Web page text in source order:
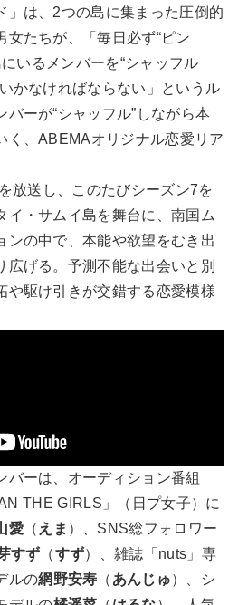
」は、2つの島に集まった圧倒的
女たちが、「毎日必ず“ピン
にいるメンバーを“シャッフル
かなければならない」というル
ーが“シャッフル”しながら本
く、ABEMAオリジナル恋愛リア
放送し、このたびシーズン7を
イ・サムイ島を舞台に、南国ム
ンの中で、本能や欲望をむき出
広げる。予測不能な出会いと別
や駆け引きが交錯する恋愛模様
バーは、オーディション番組
THE GIRLS」（日プ女子）に
愛（ えま ）、SNS総フォロワー
すず （すず）、雑誌「nuts」専
ルの網野安寿 （ あんじゅ）、シ